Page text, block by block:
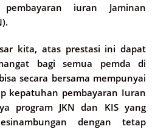
iuran Jaminan
kita, atas prestasi ini dapat
bagi semua pemda di
secara bersama mempunyai
kepatuhan pembayaran Iuran
program JKN dan KIS yang
dengan tetap